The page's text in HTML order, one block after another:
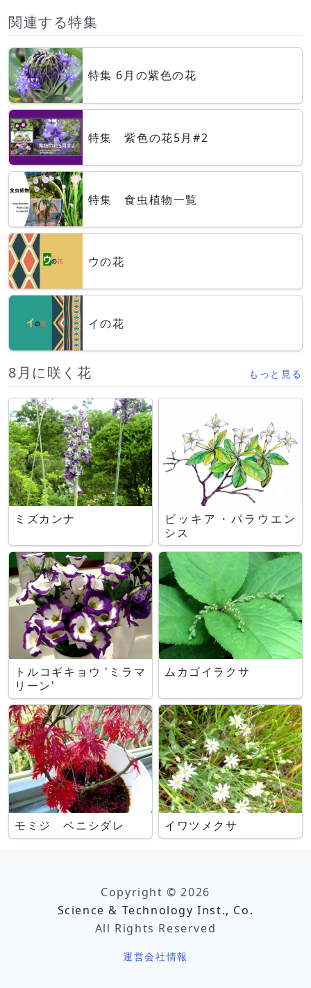
関連する特集
特集 6月の紫色の花
特集 紫色の花5月#2
特集 食虫植物一覧
ウの花
イの花
8月に咲く花 もっと見る
ミズカンナ
ビッキア・パラウエン
シス
トルコギキョウ 'ミラマ
リーン'
ムカゴイラクサ
モミジ ベニシダレ イワツメクサ
Copyright © 2026
Science & Technology Inst., Co.
All Rights Reserved
運営会社情報